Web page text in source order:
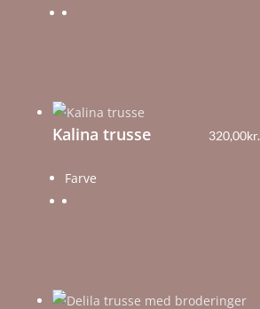
Kalina trusse 320,00kr.
Farve